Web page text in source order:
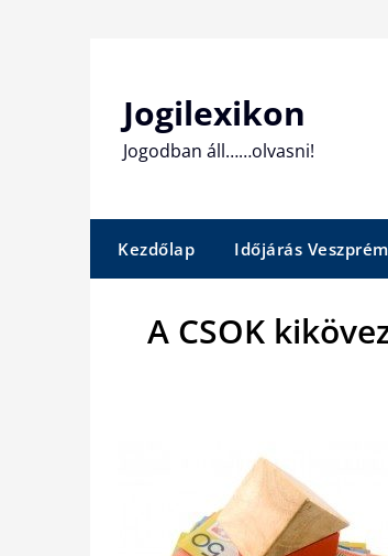
Jogilexikon
Jogodban áll……olvasni!
Kezdőlap Időjárás Veszprém
A CSOK